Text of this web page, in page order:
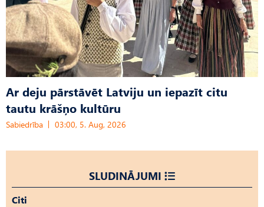
Ar deju pārstāvēt Latviju un iepazīt citu
tautu krāšņo kultūru
Sabiedrība 03:00, 5. Aug, 2026
SLUDINĀJUMI
Citi